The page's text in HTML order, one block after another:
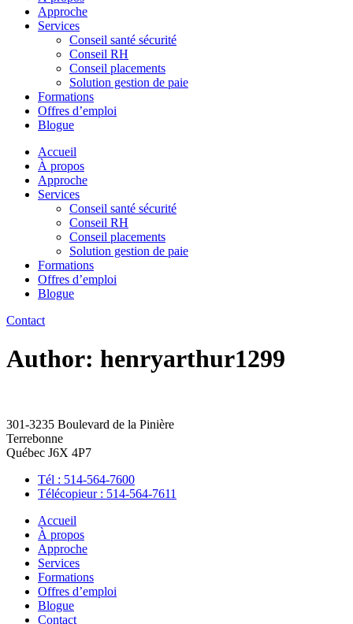
Approche
Services
Conseil santé sécurité
Conseil RH
Conseil placements
Solution gestion de paie
Formations
Offres d’emploi
Blogue
Accueil
À propos
Approche
Services
Conseil santé sécurité
Conseil RH
Conseil placements
Solution gestion de paie
Formations
Offres d’emploi
Blogue
Contact
Author: henryarthur1299
301-3235 Boulevard de la Pinière
Terrebonne
Québec J6X 4P7
Tél : 514-564-7600
Télécopieur : 514-564-7611
Accueil
À propos
Approche
Services
Formations
Offres d’emploi
Blogue
Contact